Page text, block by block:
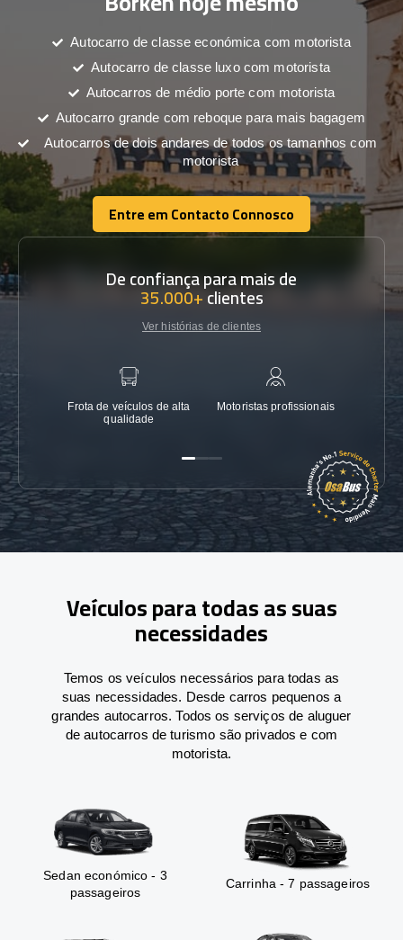
Autocarro de classe económica com motorista
Autocarro de classe luxo com motorista
Autocarros de médio porte com motorista
Autocarro grande com reboque para mais bagagem
Autocarros de dois andares de todos os tamanhos com
motorista
Entre em Contacto Connosco
Entre em Contacto Connosco
De confiança para mais de
35.000+clientes
Ver histórias de clientes
Frota de veículos de alta
qualidade
Motoristas profissionais
Veículos para todas as suas
necessidades
Temos os veículos necessários para todas as
suas necessidades. Desde carros pequenos a
grandes autocarros. Todos os serviços de aluguer
de autocarros de turismo são privados e com
motorista.
Sedan económico - 3
passageiros
Carrinha - 7 passageiros